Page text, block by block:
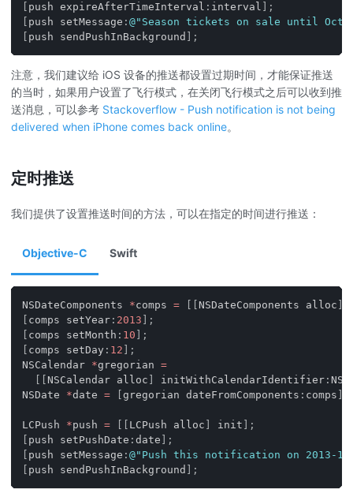
push expireAfterTimeInterval : interval
;
push setMessage : @"Season tickets on sale until
push sendPushInBackground ;
注意，我们建议给 iOS 设备的推送都设置过期时间，才能保证推送
的当时，如果用户设置了飞行模式，在关闭飞行模式之后可以收到推
送消息，可以参考 Stackoverflow - Push notification is not being
delivered when iPhone comes back online。
定时推送
我们提供了设置推送时间的方法，可以在指定的时间进行推送：
Objective-C Swift
NSDateComponents *comps = NSDateComponents alloc
comps setYear : 2013
;
comps setMonth : 10
;
comps setDay : 12
;
NSCalendar *gregorian =
NSCalendar alloc initWithCalendarIdentifier :
NSDate *date = gregorian dateFromComponents : comps
LCPush *push = LCPush alloc init
;
push setPushDate : date
;
push setMessage : @"Push this notification on 2013-
push sendPushInBackground ;